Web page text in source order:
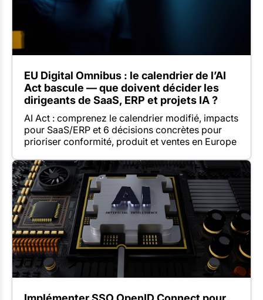
EU Digital Omnibus : le calendrier de l’AI
Act bascule — que doivent décider les
dirigeants de SaaS, ERP et projets IA ?
AI Act : comprenez le calendrier modifié, impacts
pour SaaS/ERP et 6 décisions concrètes pour
prioriser conformité, produit et ventes en Europe